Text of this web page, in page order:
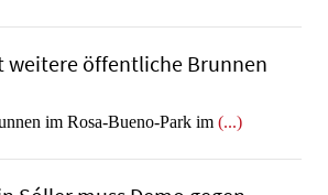
weitere öffentliche Brunnen
im Rosa-Bueno-Park im (...)